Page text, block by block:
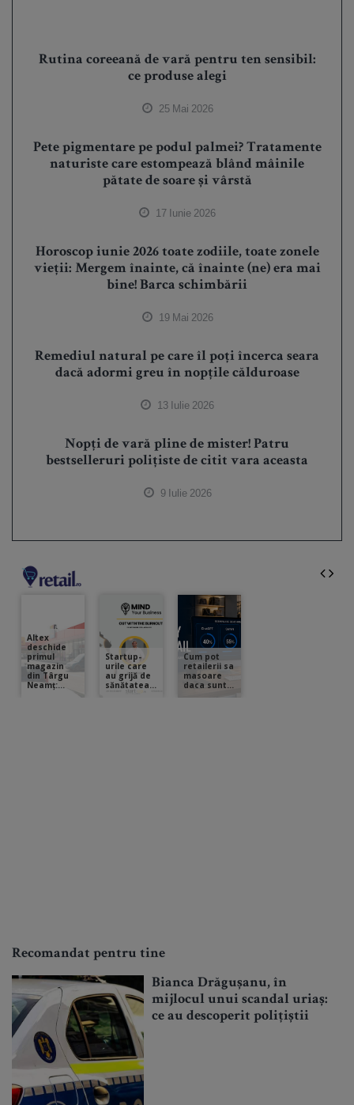
Rutina coreeană de vară pentru ten sensibil:
ce produse alegi
25 Mai 2026
Pete pigmentare pe podul palmei? Tratamente
naturiste care estompează blând mâinile
pătate de soare și vârstă
17 Iunie 2026
Horoscop iunie 2026 toate zodiile, toate zonele
vieții: Mergem înainte, că înainte (ne) era mai
bine! Barca schimbării
19 Mai 2026
Remediul natural pe care îl poți încerca seara
dacă adormi greu în nopțile călduroase
13 Iulie 2026
Nopți de vară pline de mister! Patru
bestselleruri polițiste de citit vara aceasta
9 Iulie 2026
Recomandat pentru tine
Bianca Drăgușanu, în
mijlocul unui scandal uriaș:
ce au descoperit polițiștii